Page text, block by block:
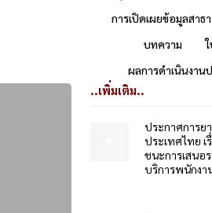
การเปิดเผยข้อมูลสาธ
บทความ
ผลการดำเนินงาน
..เพิ่มเติม..
ประกาศการย
ประเทศไทย เ
ชนะการเสนอ
บริการพนักงา